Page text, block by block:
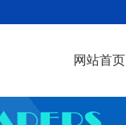
网站首页